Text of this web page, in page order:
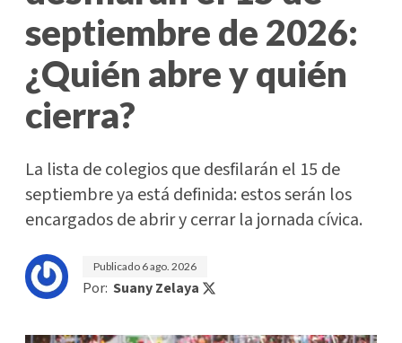
septiembre de 2026:
¿Quién abre y quién
cierra?
La lista de colegios que desfilarán el 15 de
septiembre ya está definida: estos serán los
encargados de abrir y cerrar la jornada cívica.
Publicado 6 ago. 2026
Por: Suany Zelaya